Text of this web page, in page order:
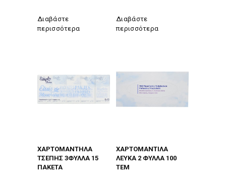
Διαβάστε
περισσότερα
Διαβάστε
περισσότερα
ΧΑΡΤΟΜΑΝΤΗΛΑ
ΤΣΕΠΗΣ 3ΦΥΛΛΑ 15
ΠΑΚΕΤΑ
ΧΑΡΤΟΜΑΝΤΙΛΑ
ΛΕΥΚΑ 2 ΦΥΛΛΑ 100
ΤΕΜ